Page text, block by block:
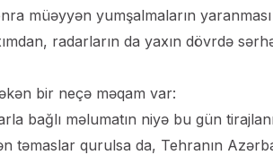
müəyyən yumşalmaların
radarların da yaxın dövrdə
bir neçə məqam var:
bağlı məlumatın niyə bu gün
təmaslar qurulsa da, Tehranın